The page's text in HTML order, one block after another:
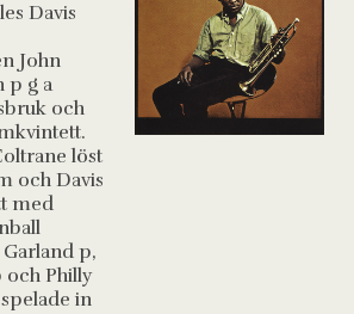
Davis
John
p g a
och
löst
och Davis
med
p,
och Philly
in